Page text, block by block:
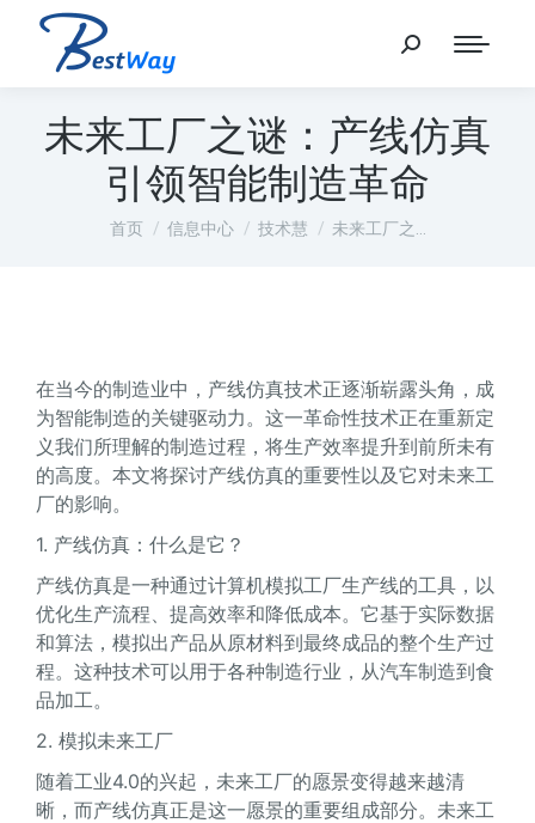
未来工厂之谜：产线仿真
引领智能制造革命
您在这里：
首页 信息中心 技术慧 未来工厂之…
在当今的制造业中，产线仿真技术正逐渐崭露头角，成
为智能制造的关键驱动力。这一革命性技术正在重新定
义我们所理解的制造过程，将生产效率提升到前所未有
的高度。本文将探讨产线仿真的重要性以及它对未来工
厂的影响。
1. 产线仿真：什么是它？
产线仿真是一种通过计算机模拟工厂生产线的工具，以
优化生产流程、提高效率和降低成本。它基于实际数据
和算法，模拟出产品从原材料到最终成品的整个生产过
程。这种技术可以用于各种制造行业，从汽车制造到食
品加工。
2. 模拟未来工厂
随着工业4.0的兴起，未来工厂的愿景变得越来越清
晰，而产线仿真正是这一愿景的重要组成部分。未来工